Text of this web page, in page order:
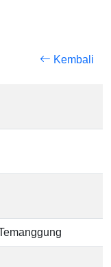
Kembali